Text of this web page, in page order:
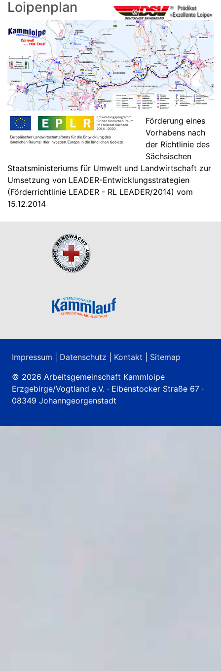
Loipenplan
Förderung eines
Vorhabens nach
der Richtlinie des
Sächsischen
Staatsministeriums für Umwelt und Landwirtschaft zur
Umsetzung von LEADER-Entwicklungsstrategien
(Förderrichtlinie LEADER - RL LEADER/2014) vom
15.12.2014
Impressum Datenschutz Kontakt
Sitemap
© 2026 Arbeitsgemeinschaft Kammloipe
Erzgebirge/Vogtland e.V. · Eibenstocker Straße 67 ·
08349 Johanngeorgenstadt